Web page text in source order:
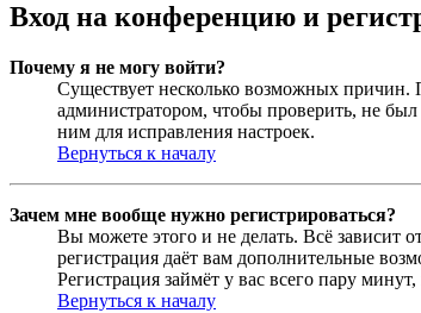
Вход на конференцию и
Почему я не могу войти?
Существует несколько возможных причин.
администратором, чтобы проверить, не
ним для исправления настроек.
Вернуться к началу
Зачем мне вообще нужно регистрироваться?
Вы можете этого и не делать. Всё зависит
регистрация даёт вам дополнительные
Регистрация займёт у вас всего пару
Вернуться к началу